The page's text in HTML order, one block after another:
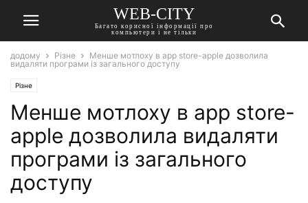
WEB-CITY
Багато корисної інформації про
компьютери і не тільки
додому Різне
Менше мотлоху в app store-apple дозволила
видаляти програми із загального доступу
Різне
Менше мотлоху в app store-
apple дозволила видаляти
програми із загального
доступу